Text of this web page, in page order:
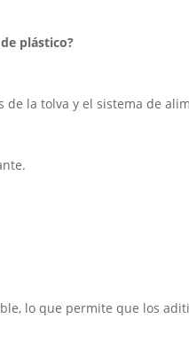
plástico?
la tolva y el sistema de
lo que permite que los